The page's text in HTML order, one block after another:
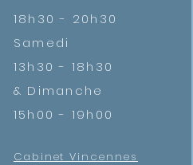
18h30 - 20h30
Samedi
13h30 - 18h30
& Dimanche
15h00 - 19h00
Cabinet Vincennes